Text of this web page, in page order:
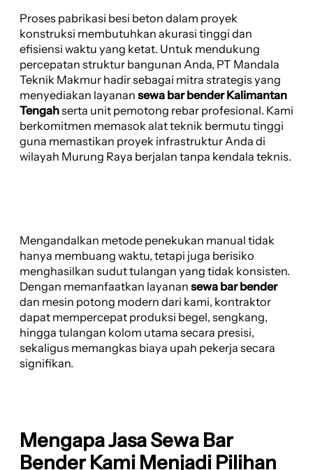
Proses pabrikasi besi beton dalam proyek
konstruksi membutuhkan akurasi tinggi dan
efisiensi waktu yang ketat. Untuk mendukung
percepatan struktur bangunan Anda, PT Mandala
Teknik Makmur hadir sebagai mitra strategis yang
menyediakan layanan sewa bar bender Kalimantan
Tengahserta unit pemotong rebar profesional. Kami
berkomitmen memasok alat teknik bermutu tinggi
guna memastikan proyek infrastruktur Anda di
wilayah Murung Raya berjalan tanpa kendala teknis.
Mengandalkan metode penekukan manual tidak
hanya membuang waktu, tetapi juga berisiko
menghasilkan sudut tulangan yang tidak konsisten.
Dengan memanfaatkan layanan sewa bar bender
dan mesin potong modern dari kami, kontraktor
dapat mempercepat produksi begel, sengkang,
hingga tulangan kolom utama secara presisi,
sekaligus memangkas biaya upah pekerja secara
signifikan.
Mengapa Jasa Sewa Bar
Bender Kami Menjadi Pilihan